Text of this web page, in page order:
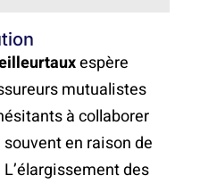
espère
mutualistes
à collaborer
en raison de
des